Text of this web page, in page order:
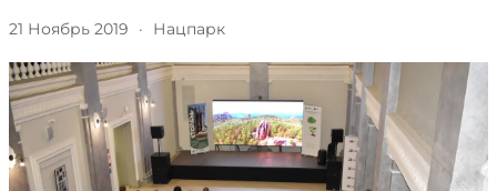
21 Ноябрь 2019 · Нацпарк